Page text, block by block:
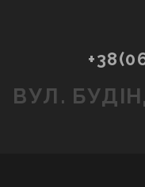
ВУЛ.